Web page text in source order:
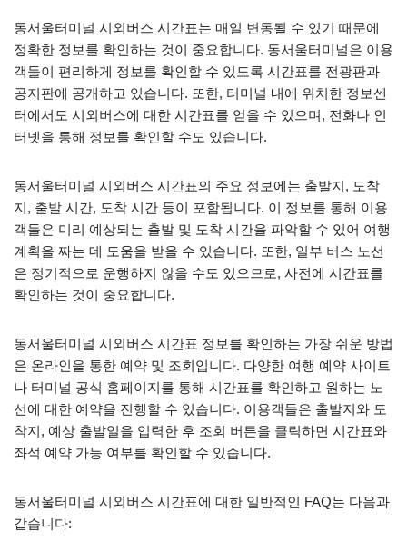
동서울터미널 시외버스 시간표는 매일 변동될 수 있기 때문에
정확한 정보를 확인하는 것이 중요합니다. 동서울터미널은 이용
객들이 편리하게 정보를 확인할 수 있도록 시간표를 전광판과
공지판에 공개하고 있습니다. 또한, 터미널 내에 위치한 정보센
터에서도 시외버스에 대한 시간표를 얻을 수 있으며, 전화나 인
터넷을 통해 정보를 확인할 수도 있습니다.
동서울터미널 시외버스 시간표의 주요 정보에는 출발지, 도착
지, 출발 시간, 도착 시간 등이 포함됩니다. 이 정보를 통해 이용
객들은 미리 예상되는 출발 및 도착 시간을 파악할 수 있어 여행
계획을 짜는 데 도움을 받을 수 있습니다. 또한, 일부 버스 노선
은 정기적으로 운행하지 않을 수도 있으므로, 사전에 시간표를
확인하는 것이 중요합니다.
동서울터미널 시외버스 시간표 정보를 확인하는 가장 쉬운 방법
은 온라인을 통한 예약 및 조회입니다. 다양한 여행 예약 사이트
나 터미널 공식 홈페이지를 통해 시간표를 확인하고 원하는 노
선에 대한 예약을 진행할 수 있습니다. 이용객들은 출발지와 도
착지, 예상 출발일을 입력한 후 조회 버튼을 클릭하면 시간표와
좌석 예약 가능 여부를 확인할 수 있습니다.
동서울터미널 시외버스 시간표에 대한 일반적인 FAQ는 다음과
같습니다: